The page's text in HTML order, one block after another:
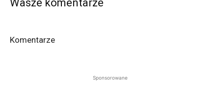
Wasze komentarze
Komentarze
Sponsorowane